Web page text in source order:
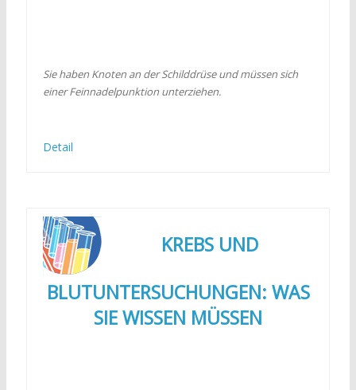
Sie haben Knoten an der Schilddrüse und müssen sich
einer Feinnadelpunktion unterziehen.
Detail
KREBS UND
BLUTUNTERSUCHUNGEN: WAS
SIE WISSEN MÜSSEN